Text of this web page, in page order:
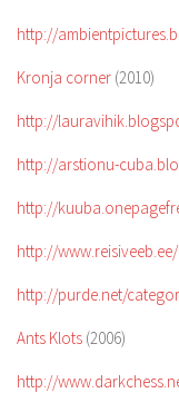
http://
Kronja corner (2010)
http://
http://arstionu-
http://
http://
http://purde.net/
Ants Klots (2006)
http://